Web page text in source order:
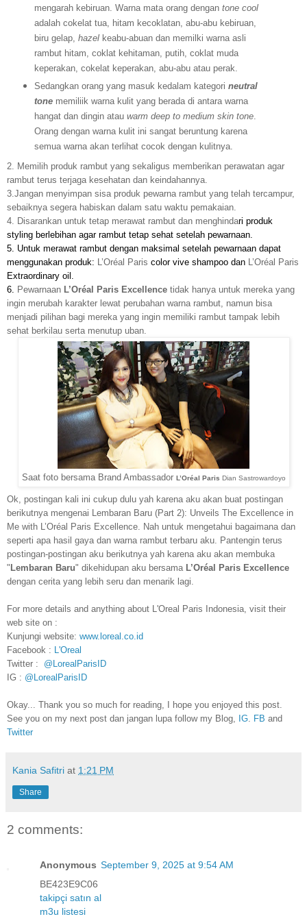
mengarah kebiruan. Warna mata orang dengan tone cool
adalah cokelat tua, hitam kecoklatan, abu-abu kebiruan,
biru gelap, hazelkeabu-abuan dan memilki warna asli
rambut hitam, coklat kehitaman, putih, coklat muda
keperakan, cokelat keperakan, abu-abu atau perak.
Sedangkan orang yang masuk kedalam kategori neutral
tone memiliik warna kulit yang berada di antara warna
hangat dan dingin atau warm deep to medium skin tone.
Orang dengan warna kulit ini sangat beruntung karena
semua warna akan terlihat cocok dengan kulitnya.
2. Memilih produk rambut yang sekaligus memberikan perawatan agar
rambut terus terjaga kesehatan dan keindahannya.
3.Jangan menyimpan sisa produk pewarna rambut yang telah tercampur,
sebaiknya segera habiskan dalam satu waktu pemakaian.
4. Disarankan untuk tetap merawat rambut dan menghindari produk
styling berlebihan agar rambut tetap sehat setelah pewarnaan.
5. Untuk merawat rambut dengan maksimal setelah pewarnaan dapat
menggunakan produk: L’Oréal Paris color vive shampoo dan L’Oréal Paris
Extraordinary oil.
6. Pewarnaan L’Oréal Paris Excellence tidak hanya untuk mereka yang
ingin merubah karakter lewat perubahan warna rambut, namun bisa
menjadi pilihan bagi mereka yang ingin memiliki rambut tampak lebih
sehat berkilau serta menutup uban.
Saat foto bersama Brand Ambassador L’Oréal Paris Dian Sastrowardoyo
Ok, postingan kali ini cukup dulu yah karena aku akan buat postingan
berikutnya mengenai Lembaran Baru (Part 2): Unveils The Excellence in
Me with L’Oréal Paris Excellence. Nah untuk mengetahui bagaimana dan
seperti apa hasil gaya dan warna rambut terbaru aku. Pantengin terus
postingan-postingan aku berikutnya yah karena aku akan membuka
" Lembaran Baru" dikehidupan aku bersama L’Oréal Paris Excellence
dengan cerita yang lebih seru dan menarik lagi.
For more details and anything about L'Oreal Paris Indonesia, visit their
web site on :
Kunjungi website: www.loreal.co.id
Facebook : L'Oreal
Twitter : @LorealParisID
IG : @LorealParisID
Okay... Thank you so much for reading, I hope you enjoyed this post.
See you on my next post dan jangan lupa follow my Blog, IG. FB and
Twitter
Kania Safitri at 1:21 PM
Share
2 comments:
Anonymous September 9, 2025 at 9:54 AM
BE423E9C06
takipçi satın al
m3u listesi